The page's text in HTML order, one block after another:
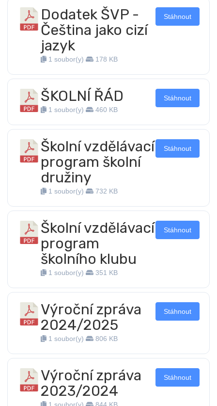
Dodatek ŠVP -
Čeština jako cizí
jazyk
1 soubor(y) 178 KB
Stáhnout
ŠKOLNÍ ŘÁD
1 soubor(y) 460 KB
Stáhnout
Školní vzdělávací
program školní
družiny
1 soubor(y) 732 KB
Stáhnout
Školní vzdělávací
program
školního klubu
1 soubor(y) 351 KB
Stáhnout
Výroční zpráva
2024/2025
1 soubor(y) 806 KB
Stáhnout
Výroční zpráva
2023/2024
Stáhnout